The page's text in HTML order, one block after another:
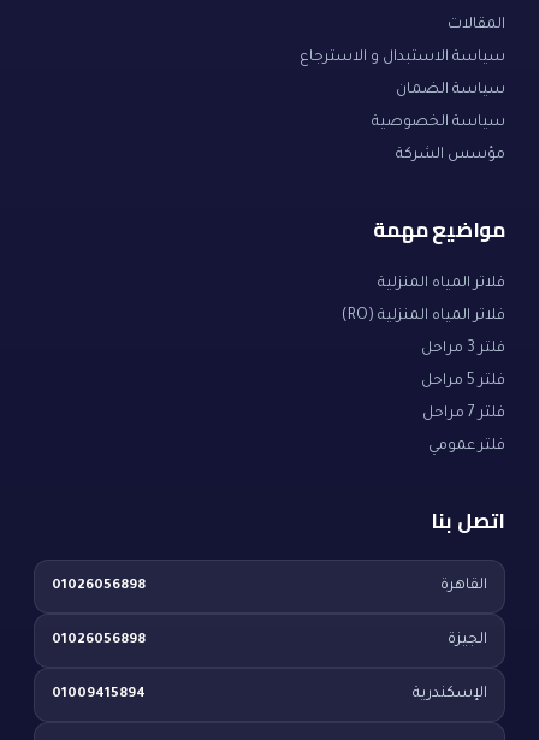
المقالات
سياسة الاستبدال و الاسترجاع
سياسة الضمان
سياسة الخصوصية
مؤسس الشركة
مواضيع مهمة
فلاتر المياه المنزلية
فلاتر المياه المنزلية (RO)
فلتر 3 مراحل
فلتر 5 مراحل
فلتر 7 مراحل
فلتر عمومي
اتصل بنا
القاهرة 01026056898
الجيزة 01026056898
الإسكندرية 01009415894